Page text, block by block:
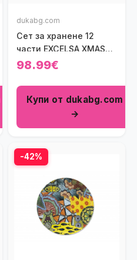
dukabg.com
Сет за хранене 12
части EXCELSA XMAS
SWEET PASTELS
98.99€
Купи от dukabg.com
→
-42%